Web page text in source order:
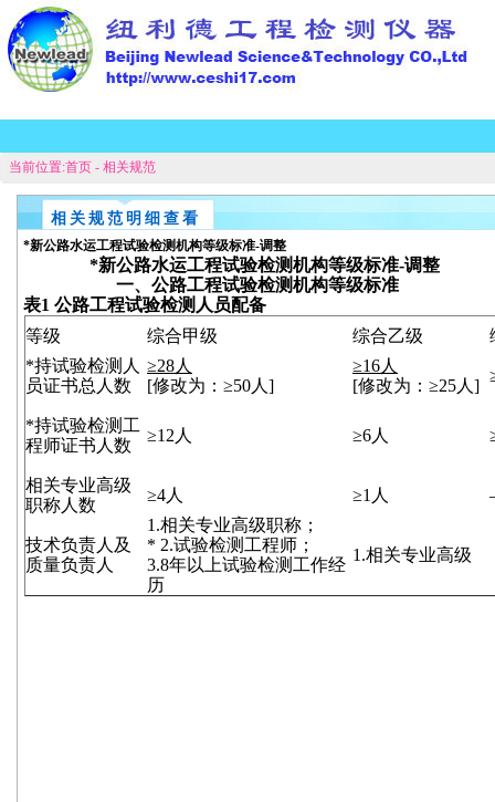
当前位置:首页 - 相关规范
相关规范明细查看
*新公路水运工程试验检测机构等级标准-调整
*新公路水运工程试验检测机构等级标准-调整
一、公路工程试验检测机构等级标准
表1 公路工程试验检测人员配备
等级
综合甲级 综合乙级
*持试验检测人
员证书总人数
≥28人
[修改为： ≥50人 ]
≥16人
[修改为： ≥25人 ]
*持试验检测工
程师证书人数
≥12 人 ≥6人
相关专业高级
职称人数
≥4人 ≥1 人
技术负责人及
质量负责人
1.相关专业高级职称；
* 2.试验检测工程师；
3.8年以上试验检测工作经
历
1.相关专业高级